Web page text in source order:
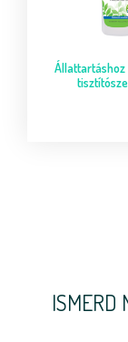
Állattartáshoz
ISMERD